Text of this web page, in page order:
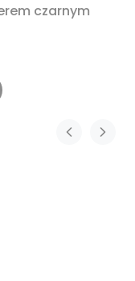
czarnym